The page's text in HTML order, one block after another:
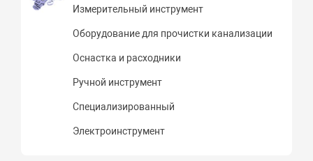
Измерительный инструмент
Оборудование для прочистки канализации
Оснастка и расходники
Ручной инструмент
Специализированный
Электроинструмент